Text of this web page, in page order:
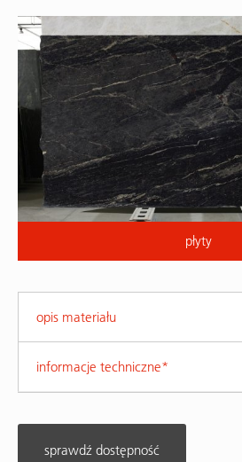
płyty
opis materiału
informacje techniczne*
sprawdź dostępność